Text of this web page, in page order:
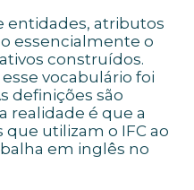
entidades, atributos
essencialmente o
construídos.
esse vocabulário foi
definições são
realidade é que a
utilizam o IFC ao
em inglês no